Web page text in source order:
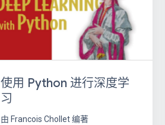
使用 Python 进行深度学
习
由 Francois Chollet 编著